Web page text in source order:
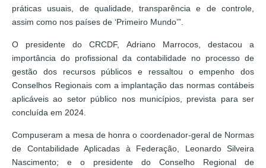
práticas usuais, de qualidade, transparência e de controle,
assim como nos países de ‘Primeiro Mundo’”.
O presidente do CRCDF, Adriano Marrocos, destacou a
importância do profissional da contabilidade no processo de
gestão dos recursos públicos e ressaltou o empenho dos
Conselhos Regionais com a implantação das normas contábeis
aplicáveis ao setor público nos municípios, prevista para ser
concluída em 2024.
Compuseram a mesa de honra o coordenador-geral de Normas
de Contabilidade Aplicadas à Federação, Leonardo Silveira
Nascimento; e o presidente do Conselho Regional de